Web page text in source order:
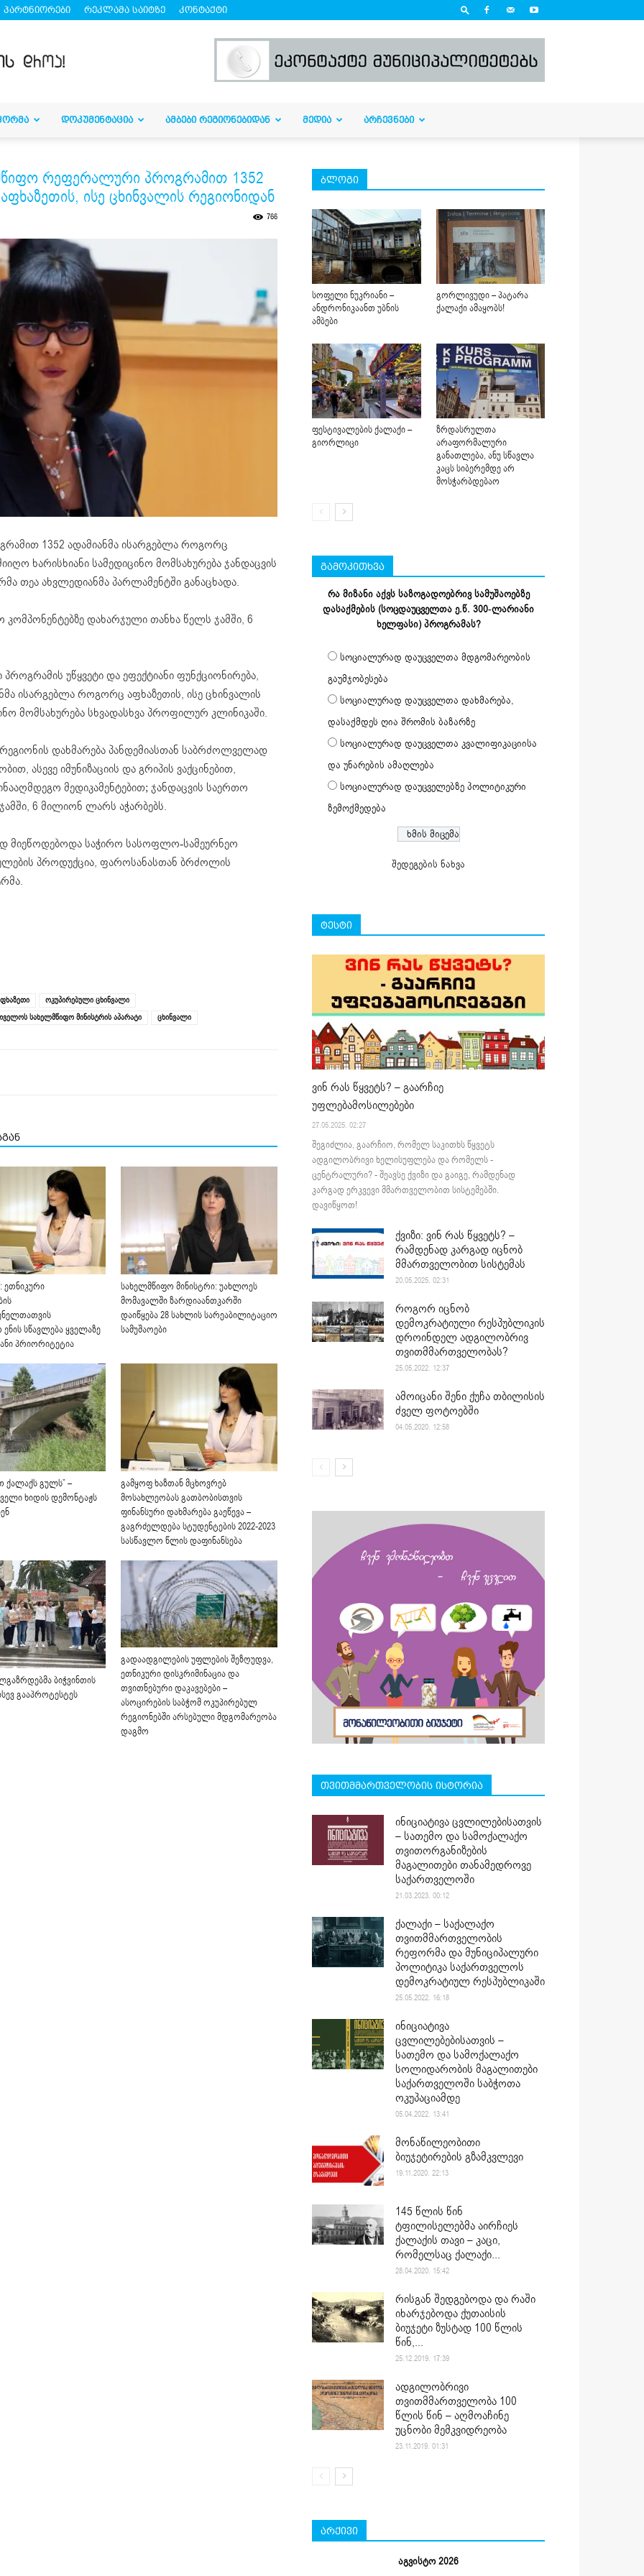
პარტნიორები რეკლამა საიტზე კონტაქტი
ᲓᲝᲙᲣᲛᲔᲜᲢᲐᲪᲘᲐ ᲐᲛᲑᲔᲑᲘ ᲠᲔᲒᲘᲝᲜᲔᲑᲘᲓᲐᲜ ᲛᲔᲓᲘᲐ ᲐᲠᲩᲔᲕᲜᲔᲑᲘ
რეფერალური პროგრამით 1352
ისე ცხინვალის რეგიონიდან
766
1352 ადამიანმა ისარგებლა როგორც
ხარისხიანი სამედიცინო მომსახურება ჯანდაცვის
თეა ახვლედიანმა პარლამენტში განაცხადა.
დახარჯული თანხა წელს ჯამში, 6
უწყვეტი და ეფექტიანი ფუნქციონირება,
ისარგებლა როგორც აფხაზეთის, ისე ცხინვალის
მომსახურება სხვადასხვა პროფილურ კლინიკაში.
დახმარება პანდემიასთან საბრძოლველად
ასევე იმუნიზაციის და გრიპის ვაქცინებით,
მედიკამენტებით; ჯანდაცვის საერთო
6 მილიონ ლარს აჭარბებს.
მიეწოდებოდა საჭირო სასოფლო-სამეურნეო
პროდუქცია, ფაროსანასთან ბრძოლის
ოკუპირებული ცხინვალი
სახელმწიფო მინისტრის აპარატი
ცხინვალი
ეთნიკური
სწავლება ყველაზე
პრიორიტეტია
სახელმწიფო მინისტრი: უახლოეს
მომავალში ზარდიაანთკარში
დაიწყება 28 სახლის სარეაბილიტაციო
სამუშაოები
ქალაქს გულს” –
ხიდის დემონტაჟს
გამყოფ ხაზთან მცხოვრებ
მოსახლეობას გათბობისთვის
ფინანსური დახმარება გაეწევა –
გაგრძელდება სტუდენტების 2022-2023
სასწავლო წლის დაფინანსება
ბიჭვინთის
გააპროტესტეს
გადაადგილების უფლების შეზღუდვა,
ეთნიკური დისკრიმინაცია და
თვითნებური დაკავებები –
ასოცირების საბჭომ ოკუპირებულ
რეგიონებში არსებული მდგომარეობა
დაგმო
ბლოგი
სოფელი ნუკრიანი –
ანდრონიკაანთ უბნის
ამბები
გორლივუდი – პატარა
ქალაქი ამაყობს!
ფესტივალების ქალაქი –
გიორლიცი
ზრდასრულთა
არაფორმალური
განათლება, ანუ სწავლა
კაცს სიბერემდე არ
მოსჭარბდებაო
გამოკითხვა
რა მიზანი აქვს საზოგადოებრივ სამუშაოებზე
დასაქმების (სოცდაუცველთა ე.წ. 300-ლარიანი
ხელფასი) პროგრამას?
სოციალურად დაუცველთა მდგომარეობის
გაუმჯობესება
სოციალურად დაუცველთა დახმარება,
დასაქმდეს ღია შრომის ბაზარზე
სოციალურად დაუცველთა კვალიფიკაციისა
და უნარების ამაღლება
სოციალურად დაუცველებზე პოლიტიკური
ზემოქმედება
შედეგების ნახვა
ტესტი
ვინ რას წყვეტს? – გაარჩიე
უფლებამოსილებები
27.05.2025. 02:27
შეგიძლია, გაარჩიო, რომელ საკითხს წყვეტს
ადგილობრივი ხელისუფლება და რომელს -
ცენტრალური? - შეავსე ქვიზი და გაიგე, რამდენად
კარგად ერკვევი მმართველობით სისტემებში.
დავიწყოთ!
ქვიზი: ვინ რას წყვეტს? –
რამდენად კარგად იცნობ
მმართველობით სისტემას
20.05.2025. 02:31
როგორ იცნობ
დემოკრატიული რესპუბლიკის
დროინდელ ადგილობრივ
თვითმმართველობას?
25.05.2022. 12:37
ამოიცანი შენი ქუჩა თბილისის
ძველ ფოტოებში
04.05.2020. 12:58
თვითმმართველობის ისტორია
ინიციატივა ცვლილებისათვის
– სათემო და სამოქალაქო
თვითორგანიზების
მაგალითები თანამედროვე
საქართველოში
21.03.2023. 00:12
ქალაქი – საქალაქო
თვითმმართველობის
რეფორმა და მუნიციპალური
პოლიტიკა საქართველოს
დემოკრატიულ რესპუბლიკაში
25.05.2022. 16:18
ინიციატივა
ცვლილებებისათვის –
სათემო და სამოქალაქო
სოლიდარობის მაგალითები
საქართველოში საბჭოთა
ოკუპაციამდე
05.04.2022. 13:41
მონაწილეობითი
ბიუჯეტირების გზამკვლევი
19.11.2020. 22:13
145 წლის წინ
ტფილისელებმა აირჩიეს
ქალაქის თავი – კაცი,
რომელსაც ქალაქი...
28.04.2020. 15:42
რისგან შედგებოდა და რაში
იხარჯებოდა ქუთაისის
ბიუჯეტი ზუსტად 100 წლის
წინ,...
25.12.2019. 17:39
ადგილობრივი
თვითმმართველობა 100
წლის წინ – აღმოაჩინე
უცნობი მემკვიდრეობა
23.11.2019. 01:31
არქივი
აგვისტო 2026